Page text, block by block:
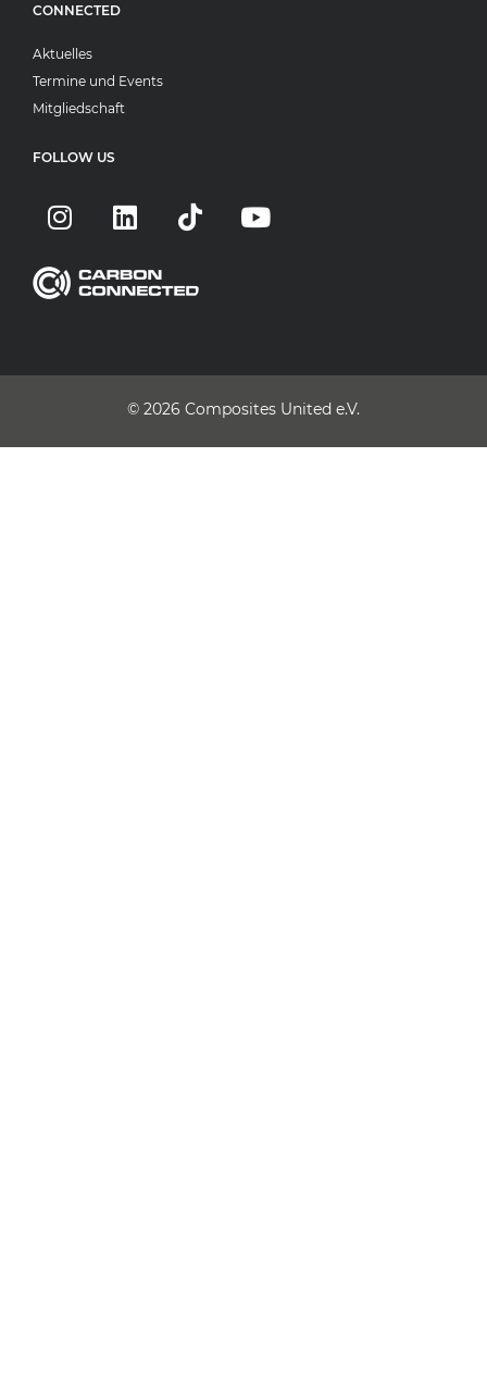
CONNECTED
Aktuelles
Termine und Events
Mitgliedschaft
FOLLOW US
© 2026 Composites United e.V.